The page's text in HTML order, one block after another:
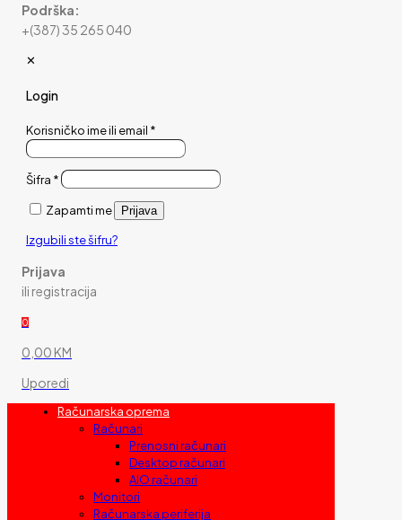
Podrška:
+(387) 35 265 040
✕
Login
Korisničko ime ili email *
Šifra *
Zapamti me Prijava
Izgubili ste šifru?
Prijava
ili registracija
0
0,00 KM
Uporedi
Računarska oprema
Računari
Prenosni računari
Desktop računari
AIO računari
Monitori
Računarska periferija